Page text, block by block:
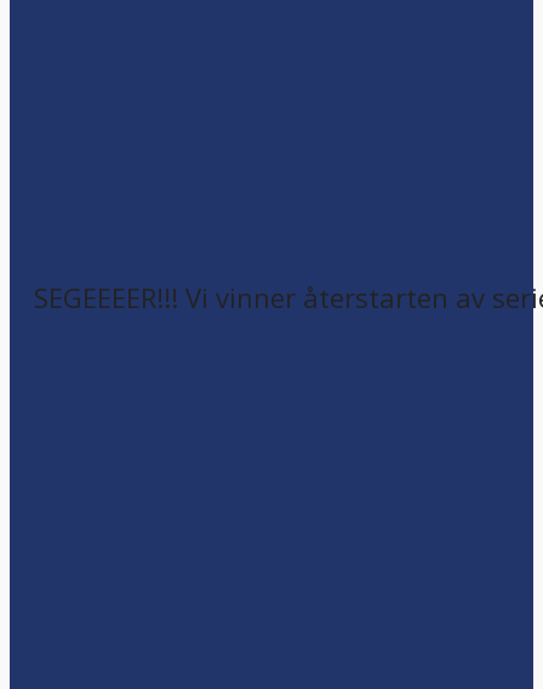
SEGEEEER!!! Vi vinner återstarten av